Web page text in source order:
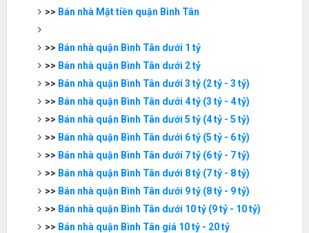
>> Bán nhà Mặt tiền quận Bình Tân
>> Bán nhà quận Bình Tân dưới 1 tỷ
>> Bán nhà quận Bình Tân dưới 2 tỷ
>> Bán nhà quận Bình Tân dưới 3 tỷ (2 tỷ - 3 tỷ)
>> Bán nhà quận Bình Tân dưới 4 tỷ (3 tỷ - 4 tỷ)
>> Bán nhà quận Bình Tân dưới 5 tỷ (4 tỷ - 5 tỷ)
>> Bán nhà quận Bình Tân dưới 6 tỷ (5 tỷ - 6 tỷ)
>> Bán nhà quận Bình Tân dưới 7 tỷ (6 tỷ - 7 tỷ)
>> Bán nhà quận Bình Tân dưới 8 tỷ (7 tỷ - 8 tỷ)
>> Bán nhà quận Bình Tân dưới 9 tỷ (8 tỷ - 9 tỷ)
>> Bán nhà quận Bình Tân dưới 10 tỷ (9 tỷ - 10 tỷ)
>> Bán nhà quận Bình Tân giá 10 tỷ - 20 tỷ